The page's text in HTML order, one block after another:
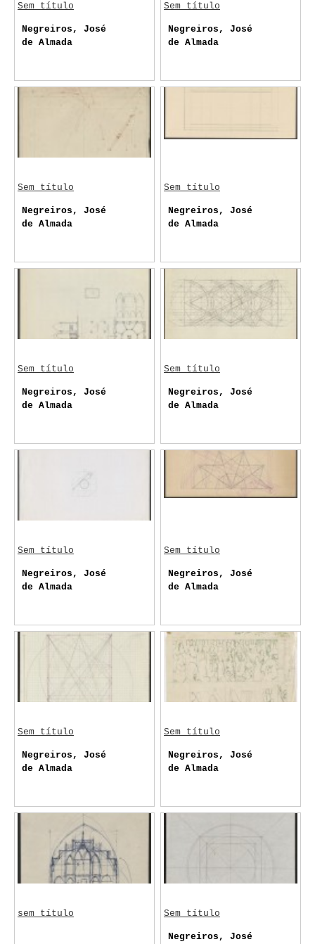
Sem título
Negreiros, José
de Almada
Sem título
Negreiros, José
de Almada
Sem título
Negreiros, José
de Almada
Sem título
Negreiros, José
de Almada
Sem título
Negreiros, José
de Almada
Sem título
Negreiros, José
de Almada
Sem título
Negreiros, José
de Almada
Sem título
Negreiros, José
de Almada
Sem título
Negreiros, José
de Almada
Sem título
Negreiros, José
de Almada
sem título Sem título
Negreiros, José